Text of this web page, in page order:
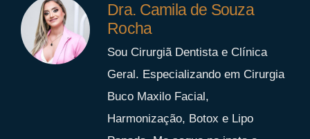
Dra. Camila de Souza
Rocha
Sou Cirurgiã Dentista e Clínica
Geral. Especializando em Cirurgia
Buco Maxilo Facial,
Harmonização, Botox e Lipo